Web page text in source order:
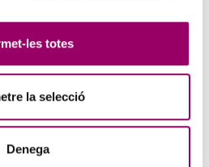
les totes
la selecció
Denega
AL CONCURS DE
amb el Concurs de Pintura de
Col·legi. Si t’agrada expressar-te a